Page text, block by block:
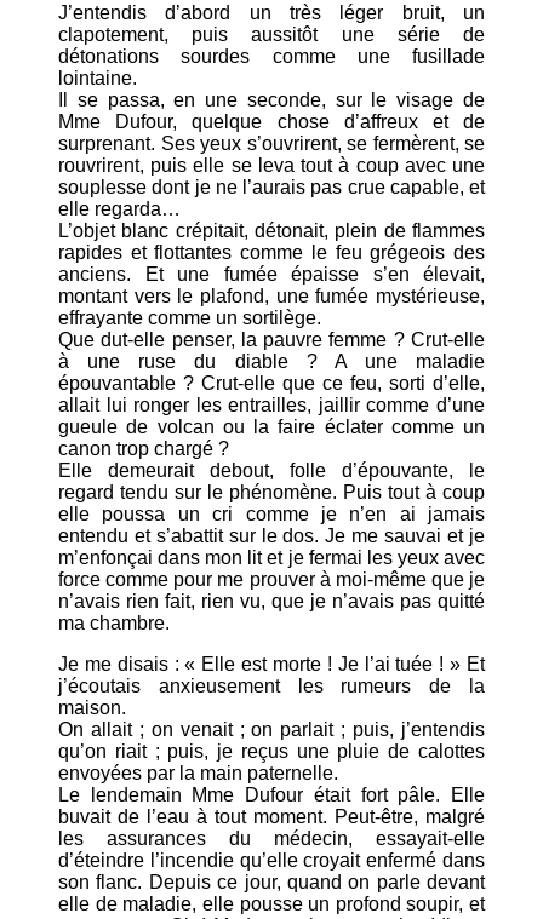
J’entendis d’abord un très léger bruit, un
clapotement, puis aussitôt une série de
détonations sourdes comme une fusillade
lointaine.
Il se passa, en une seconde, sur le visage de
Mme Dufour, quelque chose d’affreux et de
surprenant. Ses yeux s’ouvrirent, se fermèrent, se
rouvrirent, puis elle se leva tout à coup avec une
souplesse dont je ne l’aurais pas crue capable, et
elle regarda…
L’objet blanc crépitait, détonait, plein de flammes
rapides et flottantes comme le feu grégeois des
anciens. Et une fumée épaisse s’en élevait,
montant vers le plafond, une fumée mystérieuse,
effrayante comme un sortilège.
Que dut-elle penser, la pauvre femme ? Crut-elle
à une ruse du diable ? A une maladie
épouvantable ? Crut-elle que ce feu, sorti d’elle,
allait lui ronger les entrailles, jaillir comme d’une
gueule de volcan ou la faire éclater comme un
canon trop chargé ?
Elle demeurait debout, folle d’épouvante, le
regard tendu sur le phénomène. Puis tout à coup
elle poussa un cri comme je n’en ai jamais
entendu et s’abattit sur le dos. Je me sauvai et je
m’enfonçai dans mon lit et je fermai les yeux avec
force comme pour me prouver à moi-même que je
n’avais rien fait, rien vu, que je n’avais pas quitté
ma chambre.
Je me disais : « Elle est morte ! Je l’ai tuée ! » Et
j’écoutais anxieusement les rumeurs de la
maison.
On allait ; on venait ; on parlait ; puis, j’entendis
qu’on riait ; puis, je reçus une pluie de calottes
envoyées par la main paternelle.
Le lendemain Mme Dufour était fort pâle. Elle
buvait de l’eau à tout moment. Peut-être, malgré
les assurances du médecin, essayait-elle
d’éteindre l’incendie qu’elle croyait enfermé dans
son flanc. Depuis ce jour, quand on parle devant
elle de maladie, elle pousse un profond soupir, et